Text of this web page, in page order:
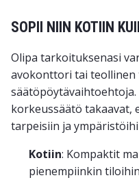
SOPII NIIN KOTIIN
Olipa tarkoituksenasi
avokonttori tai teollinen
korkeussäätö takaavat,
tarpeisiin ja
Kotiin: Kompaktit
pienempiinkin